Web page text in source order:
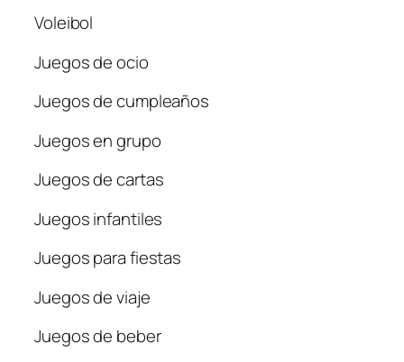
Voleibol
Juegos de ocio
Juegos de cumpleaños
Juegos en grupo
Juegos de cartas
Juegos infantiles
Juegos para fiestas
Juegos de viaje
Juegos de beber